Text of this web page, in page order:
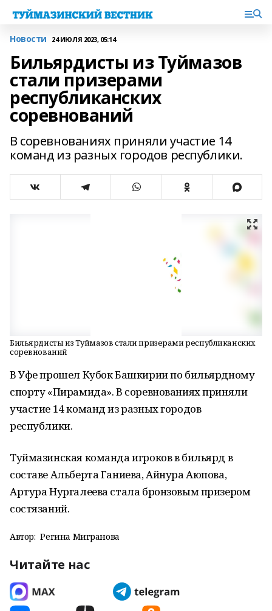
Новости 24 ИЮЛЯ 2023, 05:14
Бильярдисты из Туймазов
стали призерами
республиканских
соревнований
В соревнованиях приняли участие 14
команд из разных городов республики.
Бильярдисты из Туймазов стали призерами республиканских
соревнований
В Уфе прошел Кубок Башкирии по бильярдному
спорту «Пирамида». В соревнованиях приняли
участие 14 команд из разных городов
республики.
Туймазинская команда игроков в бильярд в
составе Альберта Ганиева, Айнура Аюпова,
Артура Нургалеева стала бронзовым призером
состязаний.
Автор: Регина Мигранова
Читайте нас